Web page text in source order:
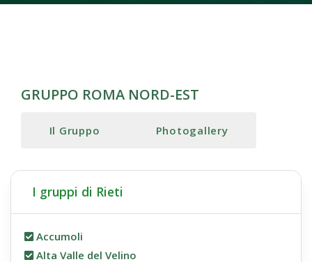
GRUPPO ROMA NORD-EST
Il Gruppo Photogallery
I gruppi di Rieti
Accumoli
Alta Valle del Velino